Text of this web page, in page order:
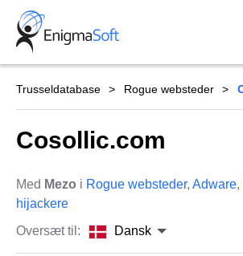
Skip
content
Trusseldatabase Rogue websteder
Cosollic.com
Med Mezo i Rogue websteder, Adware,
hijackere
Oversæt til:
Dansk